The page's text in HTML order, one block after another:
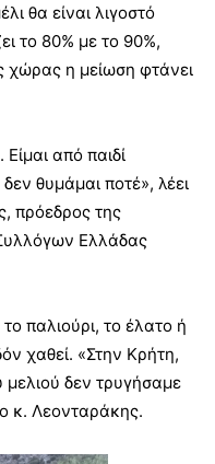
θα είναι λιγοστό
το 80% με το 90%,
χώρας η μείωση φτάνει
από παιδί
θυμάμαι ποτέ», λέει
πρόεδρος της
Ελλάδας
παλιούρι, το έλατο ή
χαθεί. «Στην Κρήτη,
μελιού δεν τρυγήσαμε
κ. Λεονταράκης.